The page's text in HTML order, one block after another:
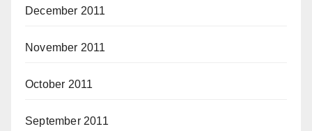
December 2011
November 2011
October 2011
September 2011